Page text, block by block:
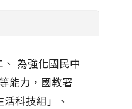
為強化國民中
能力，國教署
科技組」、